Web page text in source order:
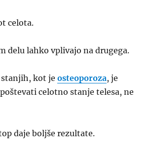
celota.
delu lahko vplivajo na drugega.
stanjih, kot jeosteoporoza, je
celotno stanje telesa, ne
daje boljše rezultate.